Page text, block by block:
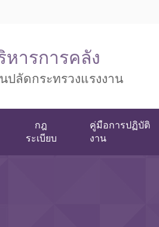
หารการคลัง
ปลัดกระทรวงแรงงาน
กฎ
ระเบียบ
คู่มือการปฏิบัติ
งาน